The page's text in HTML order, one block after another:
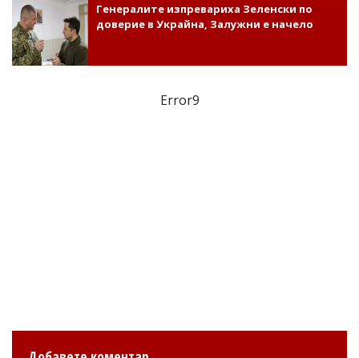
Генералите изпревариха Зеленски по
доверие в Украйна, Залужни е начело
Error9